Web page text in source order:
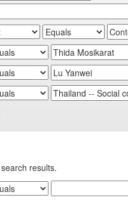
results.